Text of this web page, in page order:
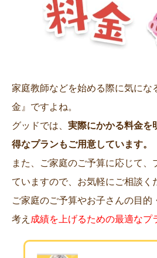
家庭教師などを始める際に気にな
金』ですよね。
グッドでは、 実際にかかる料金を
得なプランもご用意しています。
また、ご家庭のご予算に応じて、
ていますので、お気軽にご相談く
ご家庭のご予算やお子さんの目的
考え 成績を上げるための最適なプ